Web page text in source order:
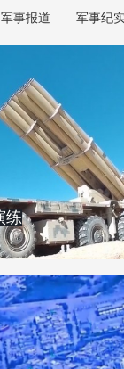
军事报道 军事纪
练